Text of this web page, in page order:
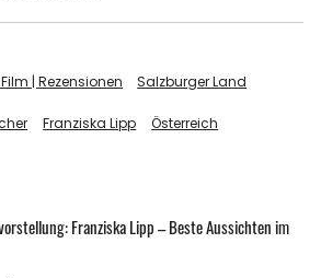
| Rezensionen Salzburger Land
Franziska Lipp
Österreich
Franziska Lipp – Beste Aussichten im